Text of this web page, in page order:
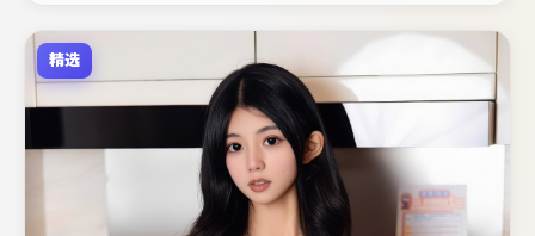
精选